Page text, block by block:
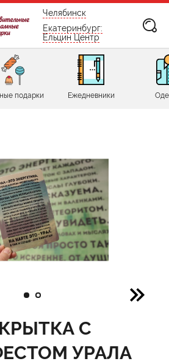
по России
Челябинск
Екатеринбург:
Ельцин Центр
подарки Ежедневники
С
УРАЛА